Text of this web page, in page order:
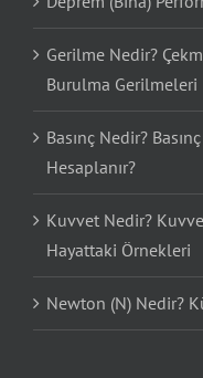
Gerilme Nedir?
Burulma Gerilmeleri
Basınç Nedir?
Hesaplanır?
Kuvvet Nedir?
Hayattaki Örnekleri
Newton (N) Nedir?